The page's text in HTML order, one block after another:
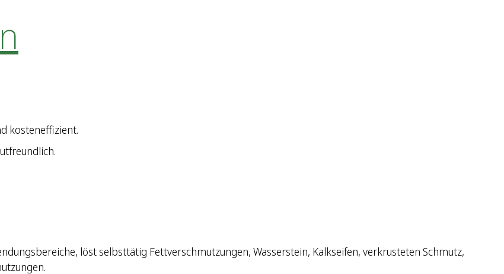
kosteneffizient.
löst selbsttätig Fettverschmutzungen, Wasserstein, Kalkseifen, verkrusteten Schmutz,